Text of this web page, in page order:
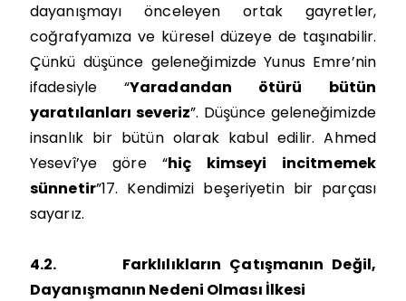
dayanışmayı önceleyen ortak gayretler,
coğrafyamıza ve küresel düzeye de taşınabilir.
Çünkü düşünce geleneğimizde Yunus Emre’nin
ifadesiyle “Yaradandan ötürü bütün
yaratılanları severiz”. Düşünce geleneğimizde
insanlık bir bütün olarak kabul edilir. Ahmed
Yesevî’ye göre “hiç kimseyi incitmemek
sünnetir”17. Kendimizi beşeriyetin bir parçası
sayarız.
4.2. Farklılıkların Çatışmanın Değil,
Dayanışmanın Nedeni Olması İlkesi